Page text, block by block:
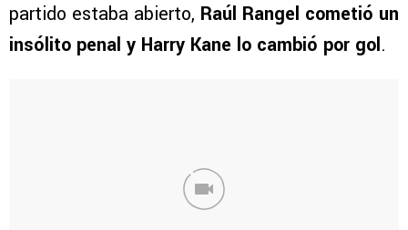
partido estaba abierto, Raúl Rangel cometió un
insólito penal y Harry Kane lo cambió por gol.